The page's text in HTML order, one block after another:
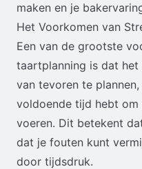
maken en je
Het Voorkomen van
Een van de grootste
taartplanning is dat
van tevoren te
voldoende tijd hebt
voeren. Dit betekent
dat je fouten kunt
door tijdsdruk.